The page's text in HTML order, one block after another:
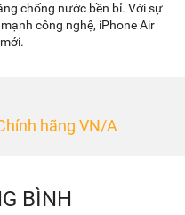
chống nước bền bỉ. Với sự
công nghệ, iPhone Air
hãng VN/A
BÌNH